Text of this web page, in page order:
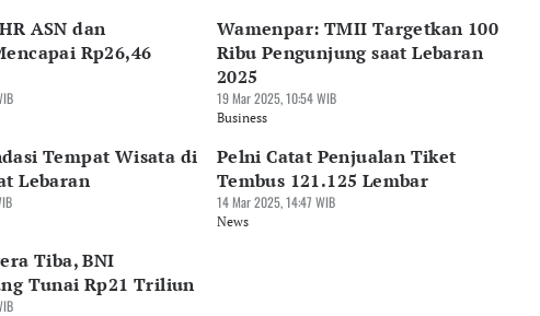
ASN dan
Rp26,46
Wamenpar: TMII Targetkan 100
Ribu Pengunjung saat Lebaran
2025
19 Mar 2025, 10:54 WIB
Business
Tempat Wisata di
Lebaran
Pelni Catat Penjualan Tiket
Tembus 121.125 Lembar
14 Mar 2025, 14:47 WIB
News
Tiba, BNI
Tunai Rp21 Triliun